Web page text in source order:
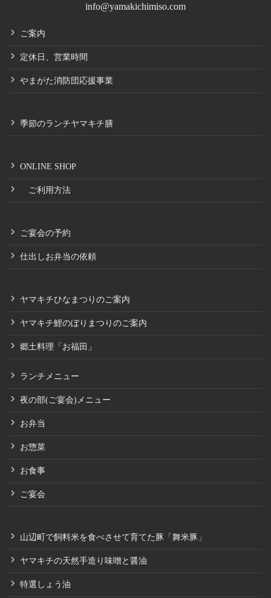
info@yamakichimiso.com
ご案内
定休日、営業時間
やまがた消防団応援事業
季節のランチヤマキチ膳
ONLINE SHOP
ご利用方法
ご宴会の予約
仕出しお弁当の依頼
ヤマキチひなまつりのご案内
ヤマキチ鯉のぼりまつりのご案内
郷土料理「お福田」
ランチメニュー
夜の部(ご宴会)メニュー
お弁当
お惣菜
お食事
ご宴会
山辺町で飼料米を食べさせて育てた豚「舞米豚」
ヤマキチの天然手造り味噌と醤油
特選しょう油